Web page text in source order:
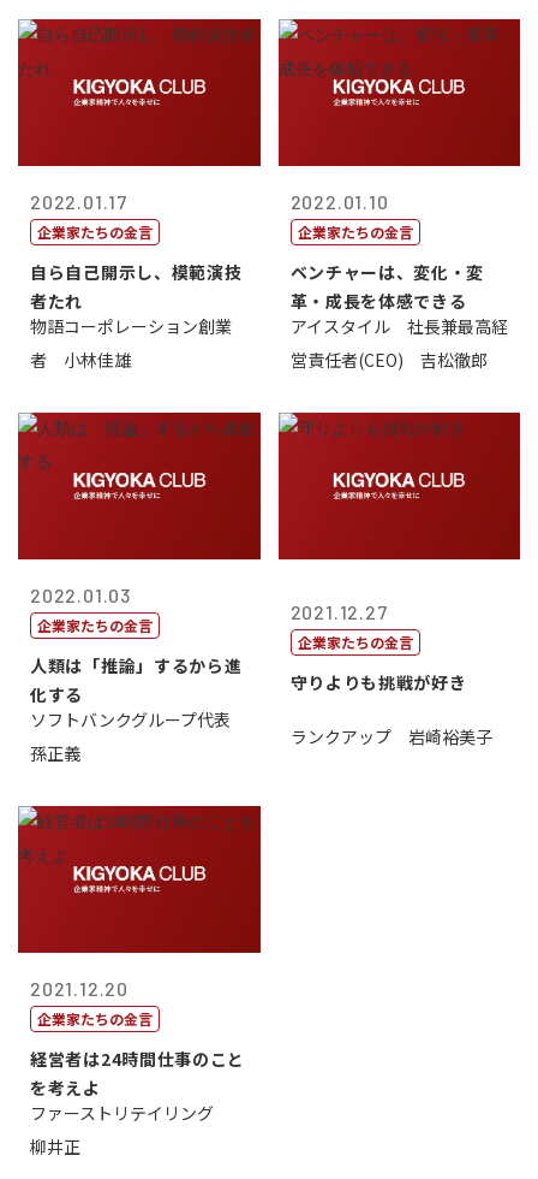
2022.01.17
企業家たちの金言
自ら自己開示し、模範演技
者たれ
物語コーポレーション創業
者 小林佳雄
2022.01.10
企業家たちの金言
ベンチャーは、変化・変
革・成長を体感できる
アイスタイル 社長兼最高経
営責任者(CEO) 吉松徹郎
2022.01.03
企業家たちの金言
人類は「推論」するから進
化する
ソフトバンクグループ代表
孫正義
2021.12.27
企業家たちの金言
守りよりも挑戦が好き
ランクアップ 岩崎裕美子
2021.12.20
企業家たちの金言
経営者は24時間仕事のこと
を考えよ
ファーストリテイリング
柳井正